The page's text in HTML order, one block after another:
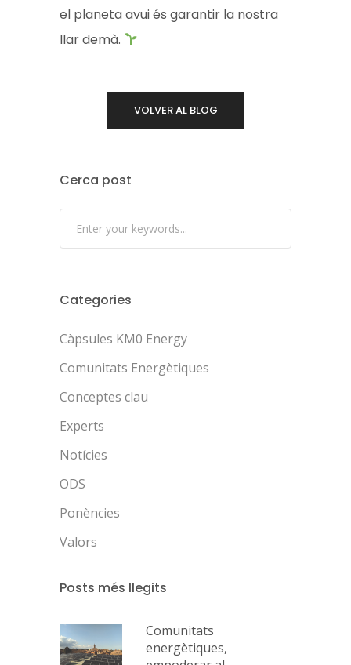
el planeta avui és garantir la nostra
llar demà.
VOLVER AL BLOG
Cerca post
Categories
Càpsules KM0 Energy
Comunitats Energètiques
Conceptes clau
Experts
Notícies
ODS
Ponències
Valors
Posts més llegits
Comunitats
energètiques,